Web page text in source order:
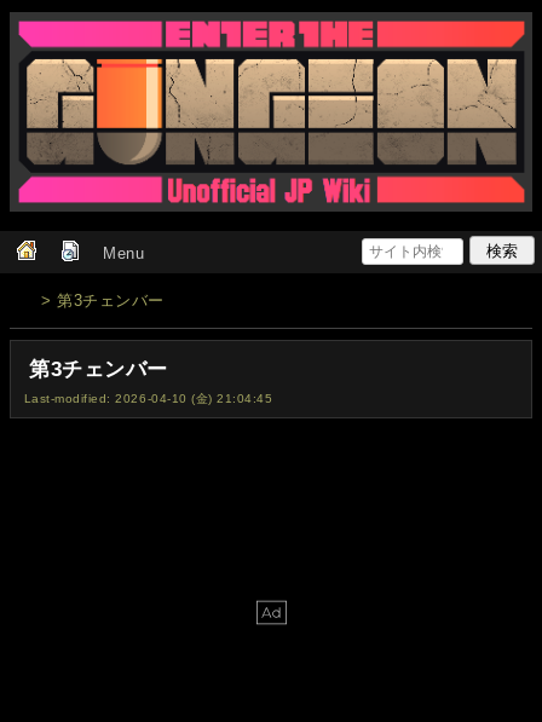
Menu
> 第3チェンバー
第3チェンバー
Last-modified: 2026-04-10 (金) 21:04:45